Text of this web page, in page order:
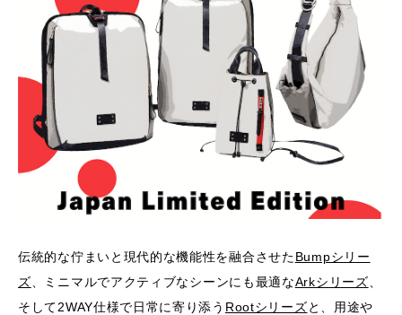
伝統的な佇まいと現代的な機能性を融合させたBumpシリー
ズ 、ミニマルでアクティブなシーンにも最適なArkシリーズ
そして2WAY仕様で日常に寄り添う Rootシリーズと、用途や